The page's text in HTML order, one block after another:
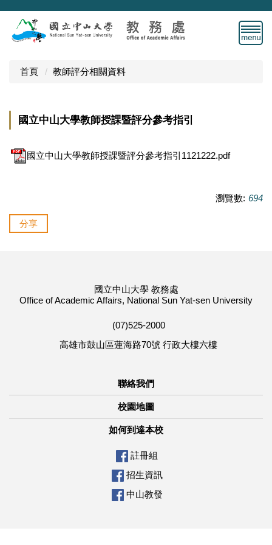
跳
主
首頁 教師評分相關資料
國立中山大學教師授課暨評分參考指引
國立中山大學教師授課暨評分參考指引1121222.pdf
瀏覽數: 694
分享
國立中山大學 教務處
Office of Academic Affairs, National Sun Yat-sen University
(07)525-2000
高雄市鼓山區蓮海路70號 行政大樓六樓
聯絡我們
校園地圖
如何到達本校
註冊組
招生資訊
中山教發